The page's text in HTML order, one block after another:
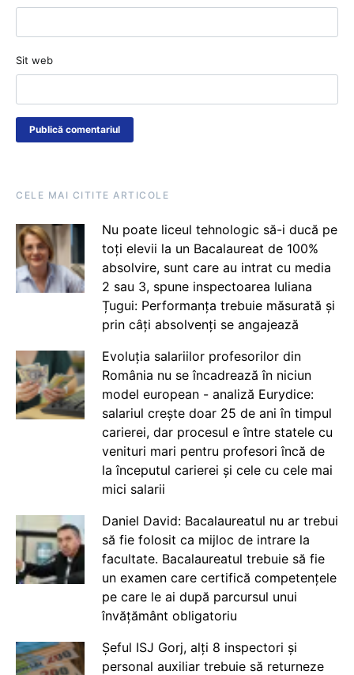
Sit web
CELE MAI CITITE ARTICOLE
Nu poate liceul tehnologic să-i ducă pe
toți elevii la un Bacalaureat de 100%
absolvire, sunt care au intrat cu media
2 sau 3, spune inspectoarea Iuliana
Țugui: Performanța trebuie măsurată și
prin câți absolvenți se angajează
Evoluția salariilor profesorilor din
România nu se încadrează în niciun
model european - analiză Eurydice:
salariul crește doar 25 de ani în timpul
carierei, dar procesul e între statele cu
venituri mari pentru profesori încă de
la începutul carierei și cele cu cele mai
mici salarii
Daniel David: Bacalaureatul nu ar trebui
să fie folosit ca mijloc de intrare la
facultate. Bacalaureatul trebuie să fie
un examen care certifică competențele
pe care le ai după parcursul unui
învățământ obligatoriu
Șeful ISJ Gorj, alți 8 inspectori și
personal auxiliar trebuie să returneze